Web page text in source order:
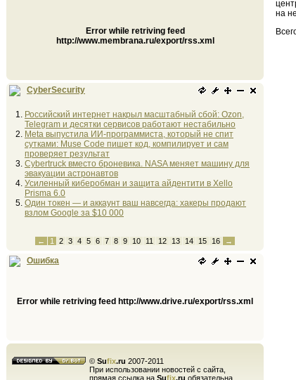
Error while retriving feed
http://www.membrana.ru/export/rss.xml
CyberSecurity
Российский интернет накрыл масштабный сбой: Ozon,
Telegram и десятки сервисов работают нестабильно
Meta выпустила ИИ-программиста, который не спит
сутками: Muse Code пишет код, компилирует и сам
проверяет результат
Cybertruck вместо броневика. NASA меняет машину для
эвакуации астронавтов
Усиленный киберобман и защита айдентити в Xello
Prisma 6.0
Один токен — и аккаунт ваш навсегда: хакеры продают
взлом Google за $10 000
← 1 2 3 4 5 6 7 8 9 10 11 12 13 14 15 16 →
Ошибка
Error while retriving feed http://www.drive.ru/export/rss.xml
© Sufix.ru 2007-2011
При использовании новостей с сайта,
прямая ссылка на Sufix.ru обязательна
на